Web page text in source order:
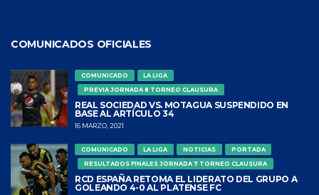
COMUNICADOS OFICIALES
COMUNICADO
LA LIGA
PREVIA JORNADA 8 TORNEO CLAUSURA
REAL SOCIEDAD VS. MOTAGUA SUSPENDIDO EN
BASE AL ARTÍCULO 34
16 MARZO, 2021
COMUNICADO LA LIGA NOTICIAS
PORTADA
RESULTADOS FINALES JORNADA 7 TORNEO CLAUSURA
RCD ESPAÑA RETOMA EL LIDERATO DEL GRUPO A
GOLEANDO 4-0 AL PLATENSE FC